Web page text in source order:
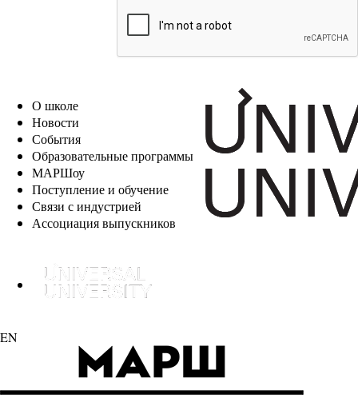
EN
О школе
Новости
События
Образовательные программы
МАРШоу
Поступление и обучение
Связи с индустрией
Ассоциация выпускников
EN